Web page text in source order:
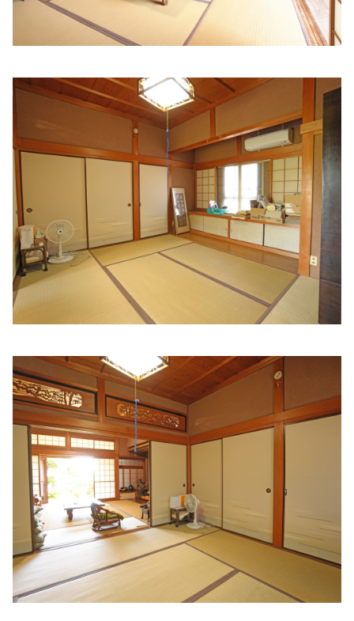
増井内科
和歌山県和歌山市次郎丸６９−１
たいようファミリークリニック
和歌山県和歌山市新中島１２５−１ マップで見る
木広町クリニック
和歌山県和歌山市木広町５丁目１−１２ マップで見る
さかぐち医院
住所:
和歌山県和歌山市宇治袋町１３ マップで見る
久村医院
住所:和歌山県和歌山市東紺屋町８８−８８ マップで見る
じょうはたクリニック
住所:和歌山県和歌山市神前３２２−６ マップで見る
小池クリニック
岩橋内科
住所:和歌山県和歌山市北中島１丁目７−１２
楽クリニック
住所:和歌山県和歌山市築港３丁目２１−２
松本医院
住所:和歌山県和歌山市北島１００
島循環器・内科
住所:和歌山県和歌山市堀止東１丁目２−２７ マップで見る
岡内科医院
和歌山県和歌山市駕町４８ マップで見る
日本赤十字社和歌山医療センター